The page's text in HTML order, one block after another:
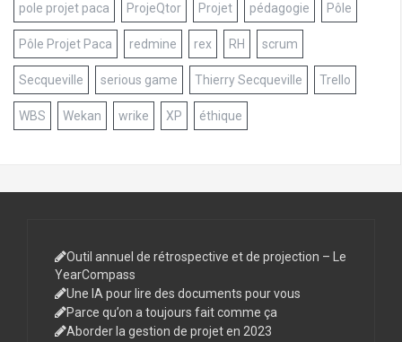
pole projet paca ProjeQtor Projet pédagogie Pôle
Pôle Projet Paca redmine rex RH scrum
Secqueville serious game Thierry Secqueville Trello
WBS Wekan wrike XP éthique
Outil annuel de rétrospective et de projection – Le
YearCompass
Une IA pour lire des documents pour vous
Parce qu’on a toujours fait comme ça
Aborder la gestion de projet en 2023